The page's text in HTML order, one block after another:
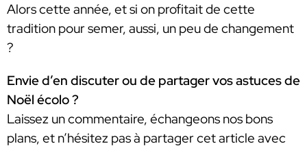
Alors cette année, et si on profitait de cette
tradition pour semer, aussi, un peu de changement
?
Envie d’en discuter ou de partager vos astuces de
Noël écolo ?
Laissez un commentaire, échangeons nos bons
plans, et n’hésitez pas à partager cet article avec